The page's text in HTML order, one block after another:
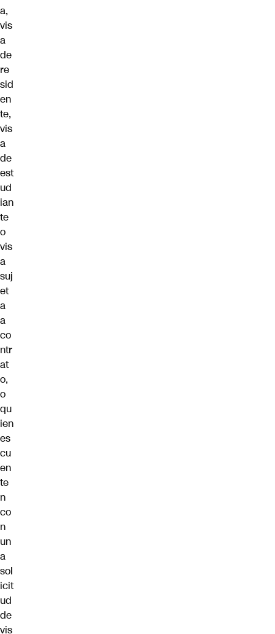
a,
vis
a
de
re
sid
en
te,
vis
a
de
est
ud
ian
te
o
vis
a
suj
et
a
a
co
ntr
at
o,
o
qu
ien
es
cu
en
te
n
co
n
un
a
sol
icit
ud
de
vis